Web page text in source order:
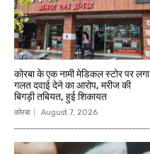
कोरबा के एक नामी मेडिकल स्टोर पर लगा
गलत दवाई देने का आरोप, मरीज की
बिगड़ी तबियत, हुई शिकायत
कोरबा August 7, 2026